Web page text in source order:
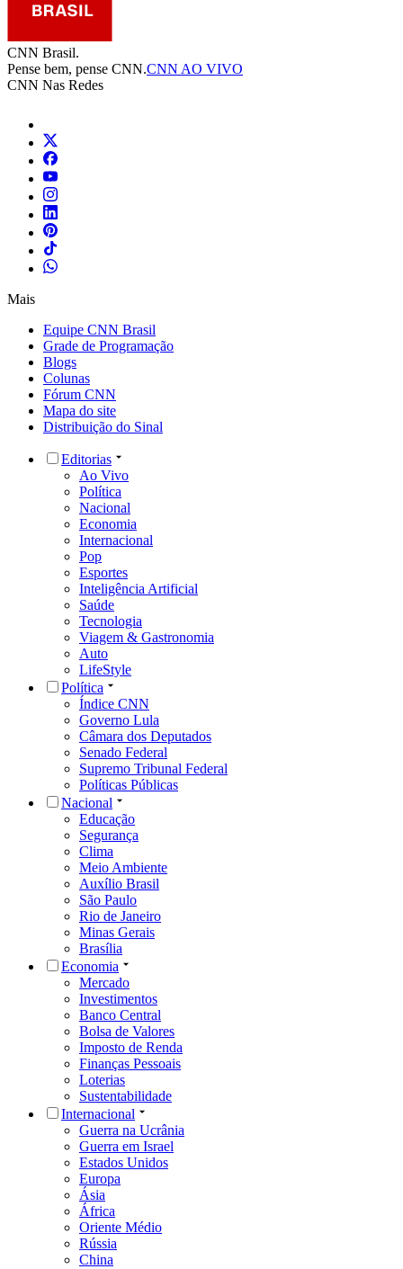
CNN Brasil.
Pense bem, pense CNN.CNN AO VIVO
CNN Nas Redes
Mais
Equipe CNN Brasil
Grade de Programação
Blogs
Colunas
Fórum CNN
Mapa do site
Distribuição do Sinal
Editorias
Ao Vivo
Política
Nacional
Economia
Internacional
Pop
Esportes
Inteligência Artificial
Saúde
Tecnologia
Viagem & Gastronomia
Auto
LifeStyle
Política
Índice CNN
Governo Lula
Câmara dos Deputados
Senado Federal
Supremo Tribunal Federal
Políticas Públicas
Nacional
Educação
Segurança
Clima
Meio Ambiente
Auxílio Brasil
São Paulo
Rio de Janeiro
Minas Gerais
Brasília
Economia
Mercado
Investimentos
Banco Central
Bolsa de Valores
Imposto de Renda
Finanças Pessoais
Loterias
Sustentabilidade
Internacional
Guerra na Ucrânia
Guerra em Israel
Estados Unidos
Europa
Ásia
África
Oriente Médio
Rússia
China